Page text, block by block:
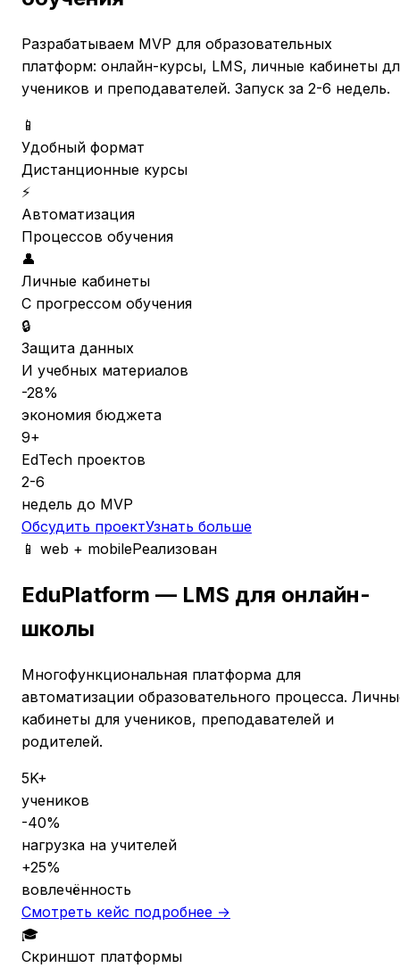
Разрабатываем MVP для образовательных
платформ: онлайн-курсы, LMS, личные кабинеты
учеников и преподавателей. Запуск за 2-6 недель.
📱
Удобный формат
Дистанционные курсы
⚡
Автоматизация
Процессов обучения
👤
Личные кабинеты
С прогрессом обучения
🔒
Защита данных
И учебных материалов
-28%
экономия бюджета
9+
EdTech проектов
2-6
недель до MVP
Обсудить проектУзнать больше
📱 web + mobileРеализован
EduPlatform — LMS для онлайн-
школы
Многофункциональная платформа для
автоматизации образовательного процесса.
кабинеты для учеников, преподавателей и
родителей.
5K+
учеников
-40%
нагрузка на учителей
+25%
вовлечённость
Смотреть кейс подробнее →
🎓
Скриншот платформы